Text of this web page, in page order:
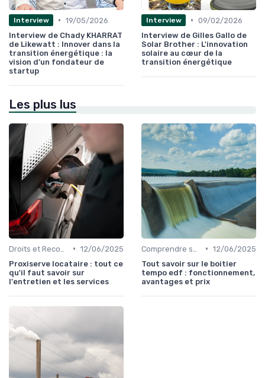
Interview • 19/05/2026
Interview de Chady KHARRAT
de Likewatt : Innover dans la
transition énergétique : la
vision d’un fondateur de
startup
Interview • 09/02/2026
Interview de Gilles Gallo de
Solar Brother : L'innovation
solaire au cœur de la
transition énergétique
Les plus lus
• 12/06/2025
Proxiserve locataire : tout ce
qu'il faut savoir sur
l'entretien et les services
• 12/06/2025
Tout savoir sur le boitier
tempo edf : fonctionnement,
avantages et prix